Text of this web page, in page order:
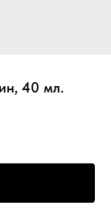
40 мл.